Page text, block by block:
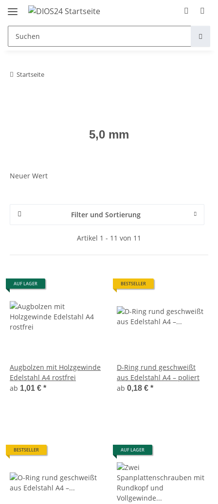
Startseite
5,0 mm
Neuer Wert
Filter und Sortierung
Artikel 1 - 11 von 11
AUF LAGER
Augbolzen mit Holzgewinde
Edelstahl A4 rostfrei
ab 1,01 € *
BESTSELLER
D-Ring rund geschweißt
aus Edelstahl A4 – poliert
ab 0,18 € *
BESTSELLER AUF LAGER